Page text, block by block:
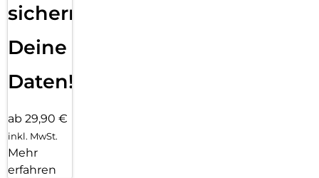
sichern
Deine
Daten!
ab 29,90 €
inkl. MwSt.
Mehr
erfahren